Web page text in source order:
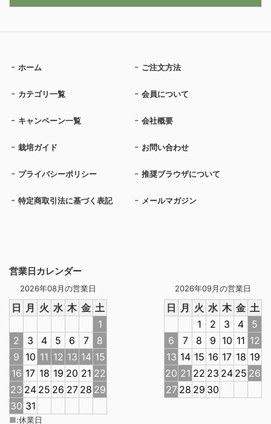
営業日カレンダー
2026年08月の営業日
日 月 火 水 木 金 土
1
2
3 4 5 6 7
8
9 10 11 12 13 14 15
16 17 18 19 20 21 22
23 24 25 26 27 28 29
30 31
2026年09月の営業日
日 月 火 水 木 金 土
1
2 3 4
5
6
7 8 9 10 11 12
13 14 15 16 17 18 19
20 21 22 23 24 25 26
27 28 29 30
■:休業日
ホーム ご注文方法
カテゴリ一覧 会員について
キャンペーン一覧 会社概要
栽培ガイド お問い合わせ
プライバシーポリシー 推奨ブラウザについて
特定商取引法に基づく表記 メールマガジン